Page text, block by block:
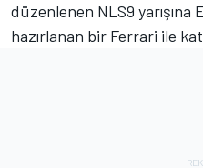
düzenlenen NLS9 yarışına
hazırlanan bir Ferrari ile